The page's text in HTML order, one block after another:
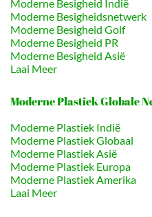
Moderne Besigheid Indië
Moderne Besigheidsnetwerk
Moderne Besigheid Golf
Moderne Besigheid PR
Moderne Besigheid Asië
Laai Meer
Moderne Plastiek Globale
Moderne Plastiek Indië
Moderne Plastiek Globaal
Moderne Plastiek Asië
Moderne Plastiek Europa
Moderne Plastiek Amerika
Laai Meer